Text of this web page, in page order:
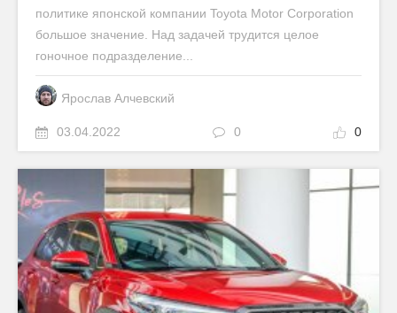
политике японской компании Toyota Motor Corporation
большое значение. Над задачей трудится целое
гоночное подразделение...
Ярослав Алчевский
03.04.2022 0 0